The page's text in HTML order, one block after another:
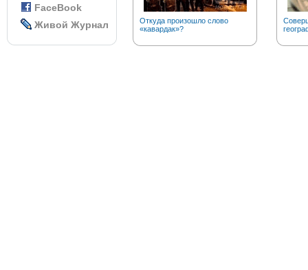
FaceBook
Живой Журнал
Откуда произошло слово
«кавардак»?